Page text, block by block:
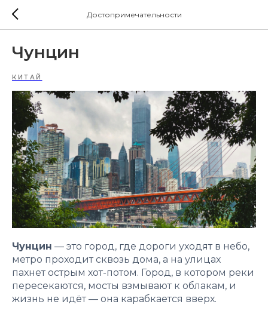
Достопримечательности
Чунцин
КИТАЙ
Чунцин — это город, где дороги уходят в небо,
метро проходит сквозь дома, а на улицах
пахнет острым хот-потом. Город, в котором реки
пересекаются, мосты взмывают к облакам, и
жизнь не идёт — она карабкается вверх.